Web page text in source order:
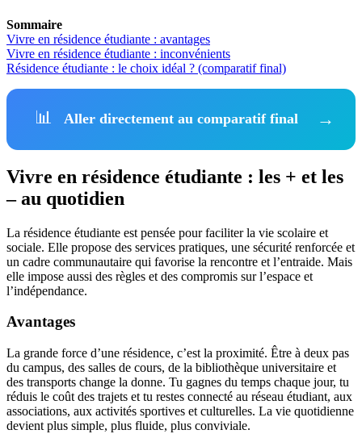
Sommaire
Vivre en résidence étudiante : avantages
Vivre en résidence étudiante : inconvénients
Résidence étudiante : le choix idéal ? (comparatif final)
📊 Aller directement au comparatif final →
Vivre en résidence étudiante : les + et les
– au quotidien
La résidence étudiante est pensée pour faciliter la vie scolaire et
sociale. Elle propose des services pratiques, une sécurité renforcée et
un cadre communautaire qui favorise la rencontre et l’entraide. Mais
elle impose aussi des règles et des compromis sur l’espace et
l’indépendance.
Avantages
La grande force d’une résidence, c’est la proximité. Être à deux pas
du campus, des salles de cours, de la bibliothèque universitaire et
des transports change la donne. Tu gagnes du temps chaque jour, tu
réduis le coût des trajets et tu restes connecté au réseau étudiant, aux
associations, aux activités sportives et culturelles. La vie quotidienne
devient plus simple, plus fluide, plus conviviale.